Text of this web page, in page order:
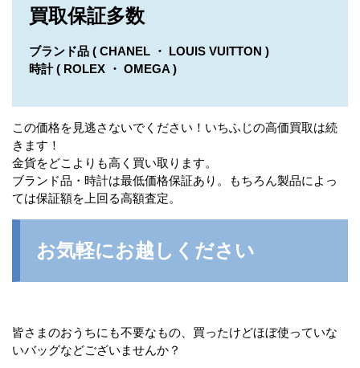
買取保証多数
ブランド品 ( CHANEL ・ LOUIS VUITTON )
時計 ( ROLEX ・ OMEGA )
この価格を見逃さないでください！いちふじの高価買取は続
きます！
金貨をどこよりも高く買い取ります。
ブランド品・時計は最低価格保証あり。もちろん製品によっ
ては保証額を上回る高額査定。
お気軽にお越しください
皆さまのおうちにも不要なもの、買ったけどほぼ使っていな
いバッグなどございませんか？